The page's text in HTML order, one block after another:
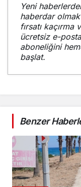
Yeni
haberdar
fırsatı kaçırma
ücretsiz e-posta
aboneliğini
başlat.
Benzer